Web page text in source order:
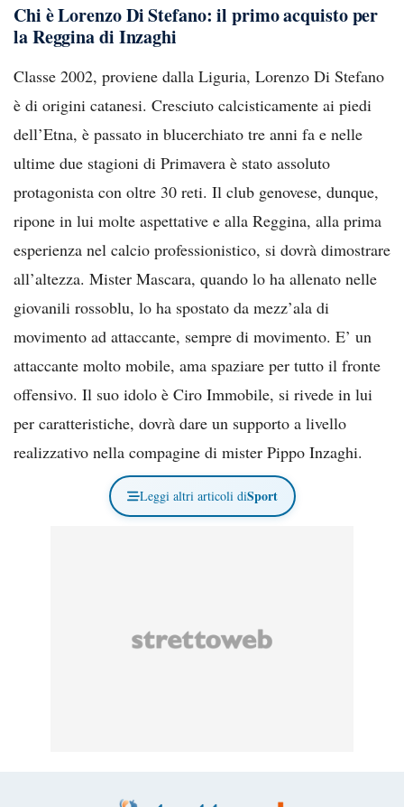
Chi è Lorenzo Di Stefano: il primo acquisto per
la Reggina di Inzaghi
Classe 2002, proviene dalla Liguria, Lorenzo Di Stefano
è di origini catanesi. Cresciuto calcisticamente ai piedi
dell’Etna, è passato in blucerchiato tre anni fa e nelle
ultime due stagioni di Primavera è stato assoluto
protagonista con oltre 30 reti. Il club genovese, dunque,
ripone in lui molte aspettative e alla Reggina, alla prima
esperienza nel calcio professionistico, si dovrà dimostrare
all’altezza. Mister Mascara, quando lo ha allenato nelle
giovanili rossoblu, lo ha spostato da mezz’ala di
movimento ad attaccante, sempre di movimento. E’ un
attaccante molto mobile, ama spaziare per tutto il fronte
offensivo. Il suo idolo è Ciro Immobile, si rivede in lui
per caratteristiche, dovrà dare un supporto a livello
realizzativo nella compagine di mister Pippo Inzaghi.
Leggi altri articoli diSport